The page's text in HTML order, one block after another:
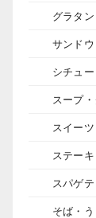
グラタン
サンド
シチュー
スープ
スイーツ
ステーキ
スパゲテ
そば・